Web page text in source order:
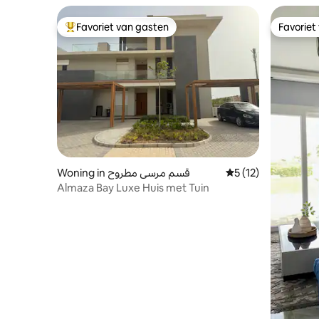
Topfavoriet van gasten
Favoriet van gasten
Woning in قسم مرسى مطروح Gemiddelde
5 (12)
Almaza Bay Luxe Huis met Tuin